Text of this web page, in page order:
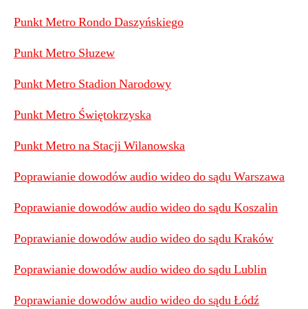
Punkt Metro Rondo Daszyńskiego
Punkt Metro Słuzew
Punkt Metro Stadion Narodowy
Punkt Metro Świętokrzyska
Punkt Metro na Stacji Wilanowska
Poprawianie dowodów audio wideo do sądu Warszawa
Poprawianie dowodów audio wideo do sądu Koszalin
Poprawianie dowodów audio wideo do sądu Kraków
Poprawianie dowodów audio wideo do sądu Lublin
Poprawianie dowodów audio wideo do sądu Łódź